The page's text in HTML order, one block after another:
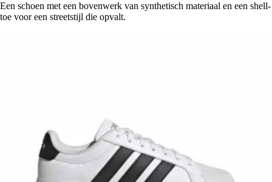
Een schoen met een bovenwerk van synthetisch materiaal en een shell-
toe voor een streetstijl die opvalt.